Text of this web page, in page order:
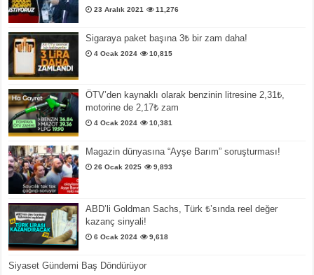
23 Aralık 2021 11,276
Sigaraya paket başına 3₺ bir zam daha!
4 Ocak 2024 10,815
ÖTV’den kaynaklı olarak benzinin litresine 2,31₺,
motorine de 2,17₺ zam
4 Ocak 2024 10,381
Magazin dünyasına “Ayşe Barım” soruşturması!
26 Ocak 2025 9,893
ABD’li Goldman Sachs, Türk ₺’sında reel değer
kazanç sinyali!
6 Ocak 2024 9,618
Siyaset Gündemi Baş Döndürüyor